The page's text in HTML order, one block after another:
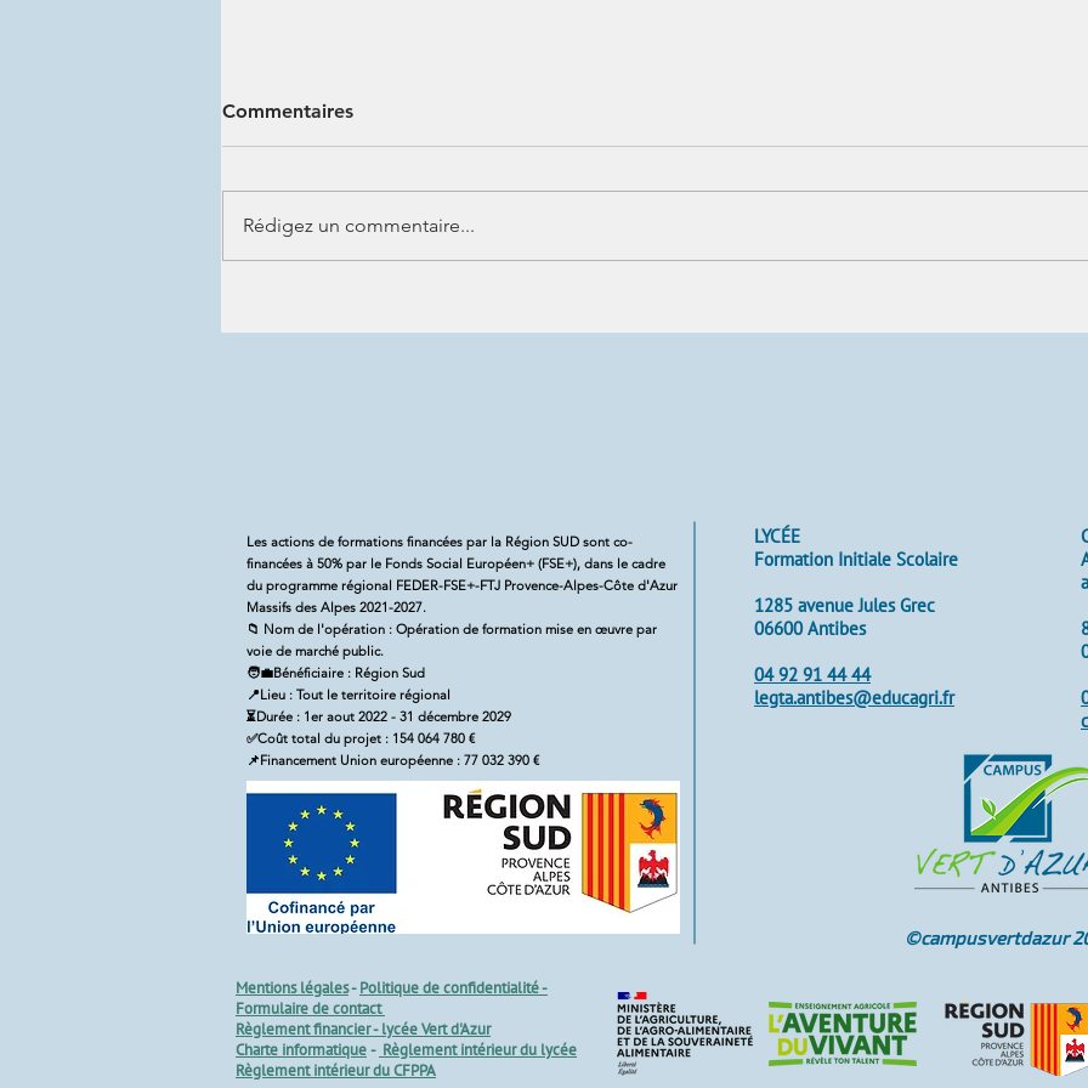
les formations de demain
populaire fait vibrer le lycée
Commentaires
Rédigez un commentaire...
LYCÉE
Formation Initiale Scolaire
1285 avenue Jules Grec
06600 Antibes
04 92 91 44 44
legta.antibes@educagri.fr
©campusvertdazur
Mentions légales​ -Politique de confidentialité -
Formulaire de contact
Règlement financier - lycée Vert d'Azur
Charte informatique- Règlement intérieur du lycée
Règlement intérieur du CFPPA
Les actions de formations financées par la Région SUD sont co-
financées à 50% par le Fonds Social Européen+ (FSE+), dans le cadre
du programme régional FEDER-FSE+-FTJ Provence-Alpes-Côte d'Azur
Massifs des Alpes 2021-2027.
📁 Nom de l'opération : Opération de formation mise en œuvre par
voie de marché public.
🧑‍💼Bénéficiaire : Région Sud
📍Lieu : Tout le territoire régional
⏳Durée : 1er aout 2022 - 31 décembre 2029
✅Coût total du projet : 154 064 780 €
📌Financement Union européenne : 77 032 390 €